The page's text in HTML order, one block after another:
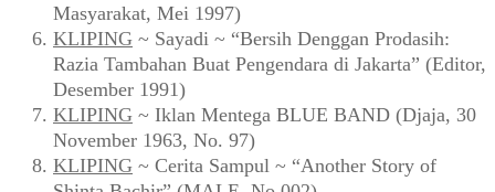
Masyarakat, Mei 1997)
KLIPING ~ Sayadi ~ “Bersih Denggan Prodasih:
Razia Tambahan Buat Pengendara di Jakarta” (Editor,
Desember 1991)
KLIPING ~ Iklan Mentega BLUE BAND (Djaja, 30
November 1963, No. 97)
KLIPING ~ Cerita Sampul ~ “Another Story of